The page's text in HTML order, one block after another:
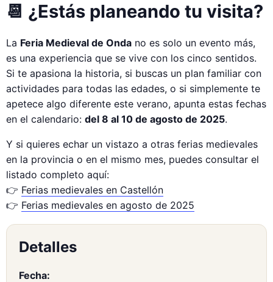
📆 ¿Estás planeando tu visita?
La Feria Medieval de Onda no es solo un evento más,
es una experiencia que se vive con los cinco sentidos.
Si te apasiona la historia, si buscas un plan familiar con
actividades para todas las edades, o si simplemente te
apetece algo diferente este verano, apunta estas fechas
en el calendario: del 8 al 10 de agosto de 2025.
Y si quieres echar un vistazo a otras ferias medievales
en la provincia o en el mismo mes, puedes consultar el
listado completo aquí:
👉 Ferias medievales en Castellón
👉 Ferias medievales en agosto de 2025
Detalles
Fecha: